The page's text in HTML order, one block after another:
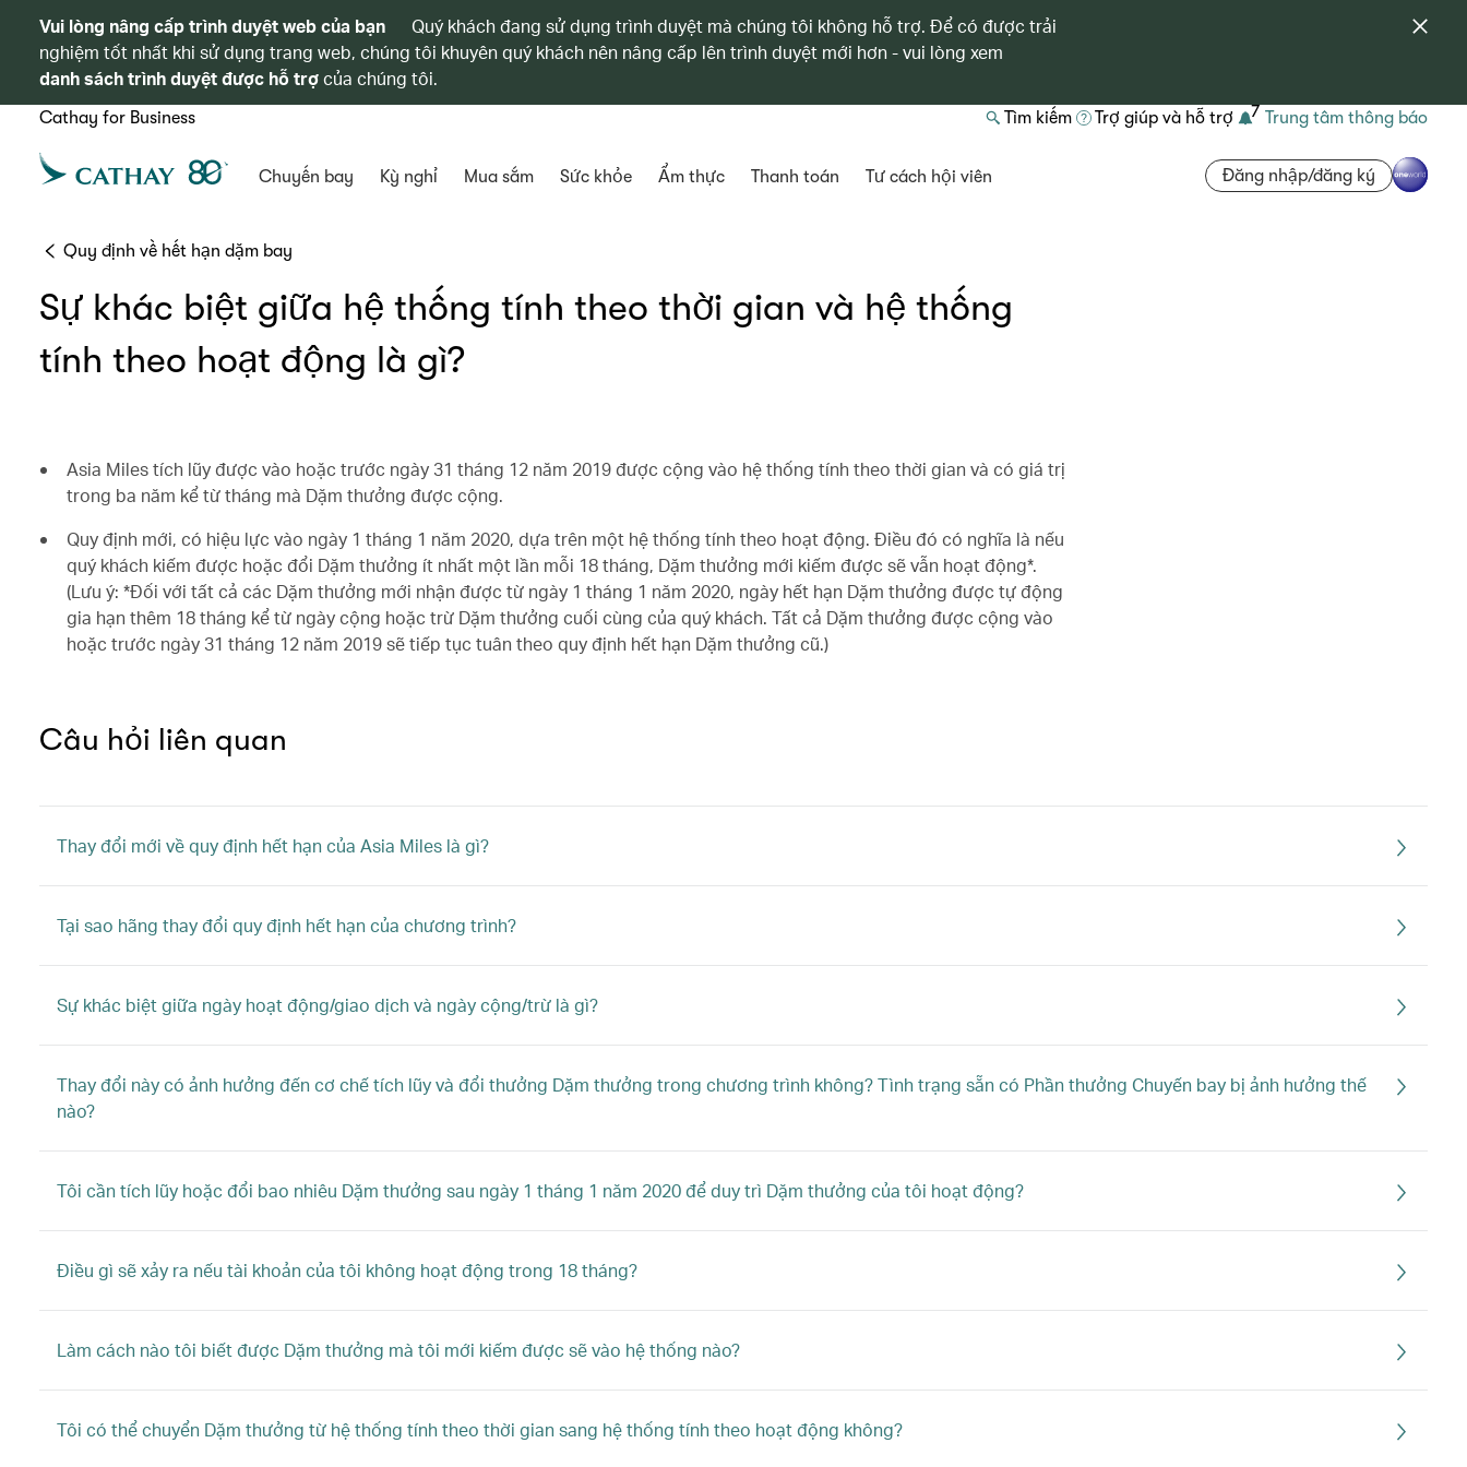
Vui lòng nâng cấp trình duyệt web của bạn
Quý khách đang sử dụng trình duyệt mà chúng tôi không hỗ trợ. Để có được trải
nghiệm tốt nhất khi sử dụng trang web, chúng tôi khuyên quý khách nên nâng cấp lên trình duyệt mới hơn - vui lòng xem
danh sách trình duyệt được hỗ trợcủa chúng tôi.
Cathay for Business Tìm kiếm Trợ giúp và hỗ trợ 7 Trung tâm thông báo
Chuyến bay Kỳ nghỉ Mua sắm Sức khỏe Ẩm thực Thanh toán Tư cách hội viên Đăng nhập/đăng ký
Quy định về hết hạn dặm bay
Sự khác biệt giữa hệ thống tính theo thời gian và hệ thống
tính theo hoạt động là gì?
Asia Miles tích lũy được vào hoặc trước ngày 31 tháng 12 năm 2019 được cộng vào hệ thống tính theo thời gian và có giá trị
trong ba năm kể từ tháng mà Dặm thưởng được cộng.
Quy định mới, có hiệu lực vào ngày 1 tháng 1 năm 2020, dựa trên một hệ thống tính theo hoạt động. Điều đó có nghĩa là nếu
quý khách kiếm được hoặc đổi Dặm thưởng ít nhất một lần mỗi 18 tháng, Dặm thưởng mới kiếm được sẽ vẫn hoạt động*.
(Lưu ý: *Đối với tất cả các Dặm thưởng mới nhận được từ ngày 1 tháng 1 năm 2020, ngày hết hạn Dặm thưởng được tự động
gia hạn thêm 18 tháng kể từ ngày cộng hoặc trừ Dặm thưởng cuối cùng của quý khách. Tất cả Dặm thưởng được cộng vào
hoặc trước ngày 31 tháng 12 năm 2019 sẽ tiếp tục tuân theo quy định hết hạn Dặm thưởng cũ.)
Câu hỏi liên quan
Thay đổi mới về quy định hết hạn của Asia Miles là gì?
Tại sao hãng thay đổi quy định hết hạn của chương trình?
Sự khác biệt giữa ngày hoạt động/giao dịch và ngày cộng/trừ là gì?
Thay đổi này có ảnh hưởng đến cơ chế tích lũy và đổi thưởng Dặm thưởng trong chương trình không? Tình trạng sẵn có Phần thưởng Chuyến bay bị ảnh hưởng thế
nào?
Tôi cần tích lũy hoặc đổi bao nhiêu Dặm thưởng sau ngày 1 tháng 1 năm 2020 để duy trì Dặm thưởng của tôi hoạt động?
Điều gì sẽ xảy ra nếu tài khoản của tôi không hoạt động trong 18 tháng?
Làm cách nào tôi biết được Dặm thưởng mà tôi mới kiếm được sẽ vào hệ thống nào?
Tôi có thể chuyển Dặm thưởng từ hệ thống tính theo thời gian sang hệ thống tính theo hoạt động không?